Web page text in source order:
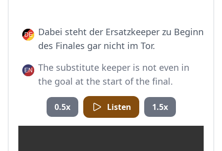
Dabei steht der Ersatzkeeper zu Beginn
des Finales gar nicht im Tor.
The substitute keeper is not even in
the goal at the start of the final.
0.5x Listen 1.5x